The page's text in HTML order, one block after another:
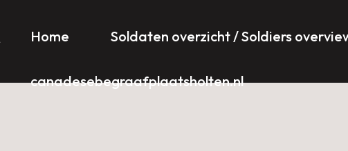
Home Soldaten overzicht / Soldiers
canadesebegraafplaatsholten.nl